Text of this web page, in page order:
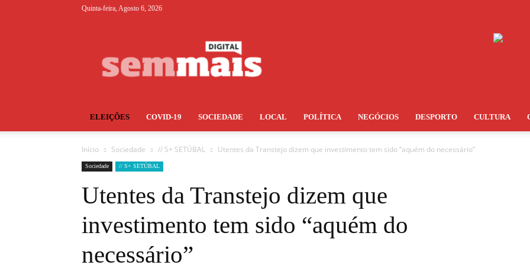
Quinta-feira, Agosto 6, 2026
ELEIÇÕES COVID-19 SOCIEDADE LOCAL POLÍTICA NEGÓCIOS DESPORTO CULTURA
Início Sociedade // S+ SETÚBAL Utentes da Transtejo dizem que investimento tem sido “aquém do necessário”
Sociedade // S+ SETÚBAL
Utentes da Transtejo dizem que
investimento tem sido “aquém do
necessário”